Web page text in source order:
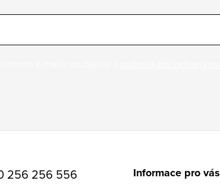
256 256 556
Informace pro vás